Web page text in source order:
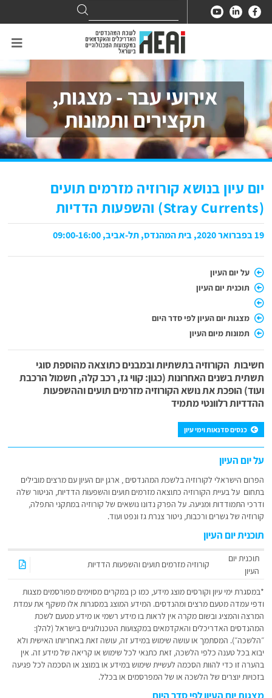
for:
Search
אירועי עבר - מצגות,
תקצירים ותמונות
יום עיון בנושא קורוזיה מזרמים תועים
(Stray Currents) והשפעות הדדיות
19 בפברואר 2020, בית המהנדס, תל-אביב, 09:00-16:00
על יום העיון
תוכנית יום העיון
מצגות יום העיון לפי סדר היום
תמונות מיום העיון
חשיבות הקורוזיה בתשתיות ובמבנים כתוצאה מהוספת סוגי
תשתית בשנים האחרונות (כגון: קווי גז, רכב קלה, חשמול הרכבת
ועוד) הופכת את נושא הקורוזיה מזרמים תועים וההשפעות
ההדדיות רלוונטי מתמיד
כנסים סדנאות וימי עיון
על יום העיון
הפרום הישראלי לקורוזיה בלשכת המהנדסים , ארגן יום העיון עם מרצים מובילים
בתחום על בעיית הקורוזיה כתוצאה מזרמים תועים והשפעות הדדיות, הניטור שלה
ודרכי התמודדות ומניעה. על הפרק נדונו נושאים של קורוזיה במתקני התפלה,
קורוזיה של גשרים ורכבות, ניטור צנרת גז ונפט ועוד.
תוכנית יום העיון
תוכנית יום
העיון
קורוזיה מזרמים תועים והשפעות הדדיות
*במסגרת ימי עיון וקורסים מוצג מידע, כמו כן במקרים מסוימים מפורסמים מצגות
ודפי עמדה מטעם מרצים ומהנדסים. המידע המוצג במסגרות אלו משקף את עמדת
המרצה והמציג ובשום מקרה אין לראות בו מידע רשמי או מידע מטעם לשכת
המהנדסים האדריכלים והאקדמאים במקצועות הטכנולוגיים בישראל (להלן:
״הלשכה״). המסתמך או עושה שימוש במידע זה, עושה זאת באחריותו האישית ולא
יבוא בכל טענה כלפי הלשכה, זאת כתנאי לכל שימוש או קריאה של מידע זה. אין
בהערה זו כדי להוות הסכמה לעשיית שימוש במידע או במוצג או הסכמה לכל פגיעה
בזכויות יוצרים של הלשכה או של המפרסמים או בכלל.